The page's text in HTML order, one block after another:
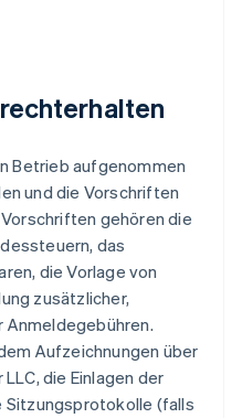
Betrieb aufgenommen
und die Vorschriften
gehören die
das
die Vorlage von
zusätzlicher,
Aufzeichnungen über
die Einlagen der
Sitzungsprotokolle (falls